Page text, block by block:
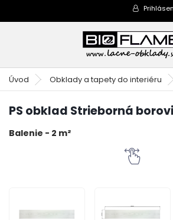
Úvod Obklady a tapety do interiéru
PS obklad Strieborná
Balenie - 2 m²